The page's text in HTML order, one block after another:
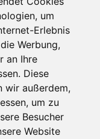
um
Erlebnis
Werbung,
an Ihre
Diese
wir außerdem,
um zu
Besucher
Website